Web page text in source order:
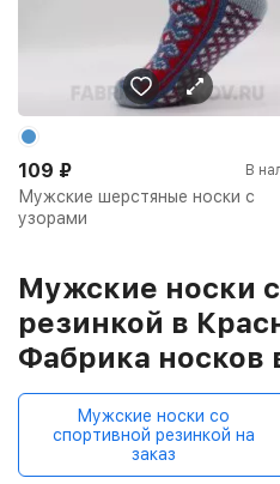
Мужские шерстяные носки с
узорами
109 ₽ В
Мужские носки
резинкой в
Фабрика носков
Мужские носки со
спортивной резинкой на
заказ